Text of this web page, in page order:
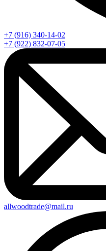
+7 (916) 340-14-02
+7 (922) 832-07-05
allwoodtrade@mail.ru